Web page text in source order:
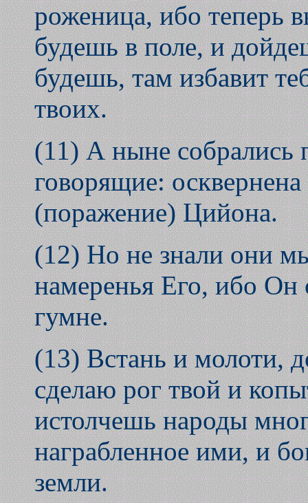
роженица, ибо теперь
будешь в поле, и
будешь, там избавит
твоих.
(11) А ныне собрались
говорящие:
(поражение) Цийона.
(12) Но не знали они
намеренья Его, ибо Он
гумне.
(13) Встань и молоти,
сделаю рог твой и
истолчешь народы
награбленное ими, и
земли.